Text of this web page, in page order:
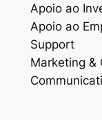
Apoio ao
Apoio ao
Support
Marketing &